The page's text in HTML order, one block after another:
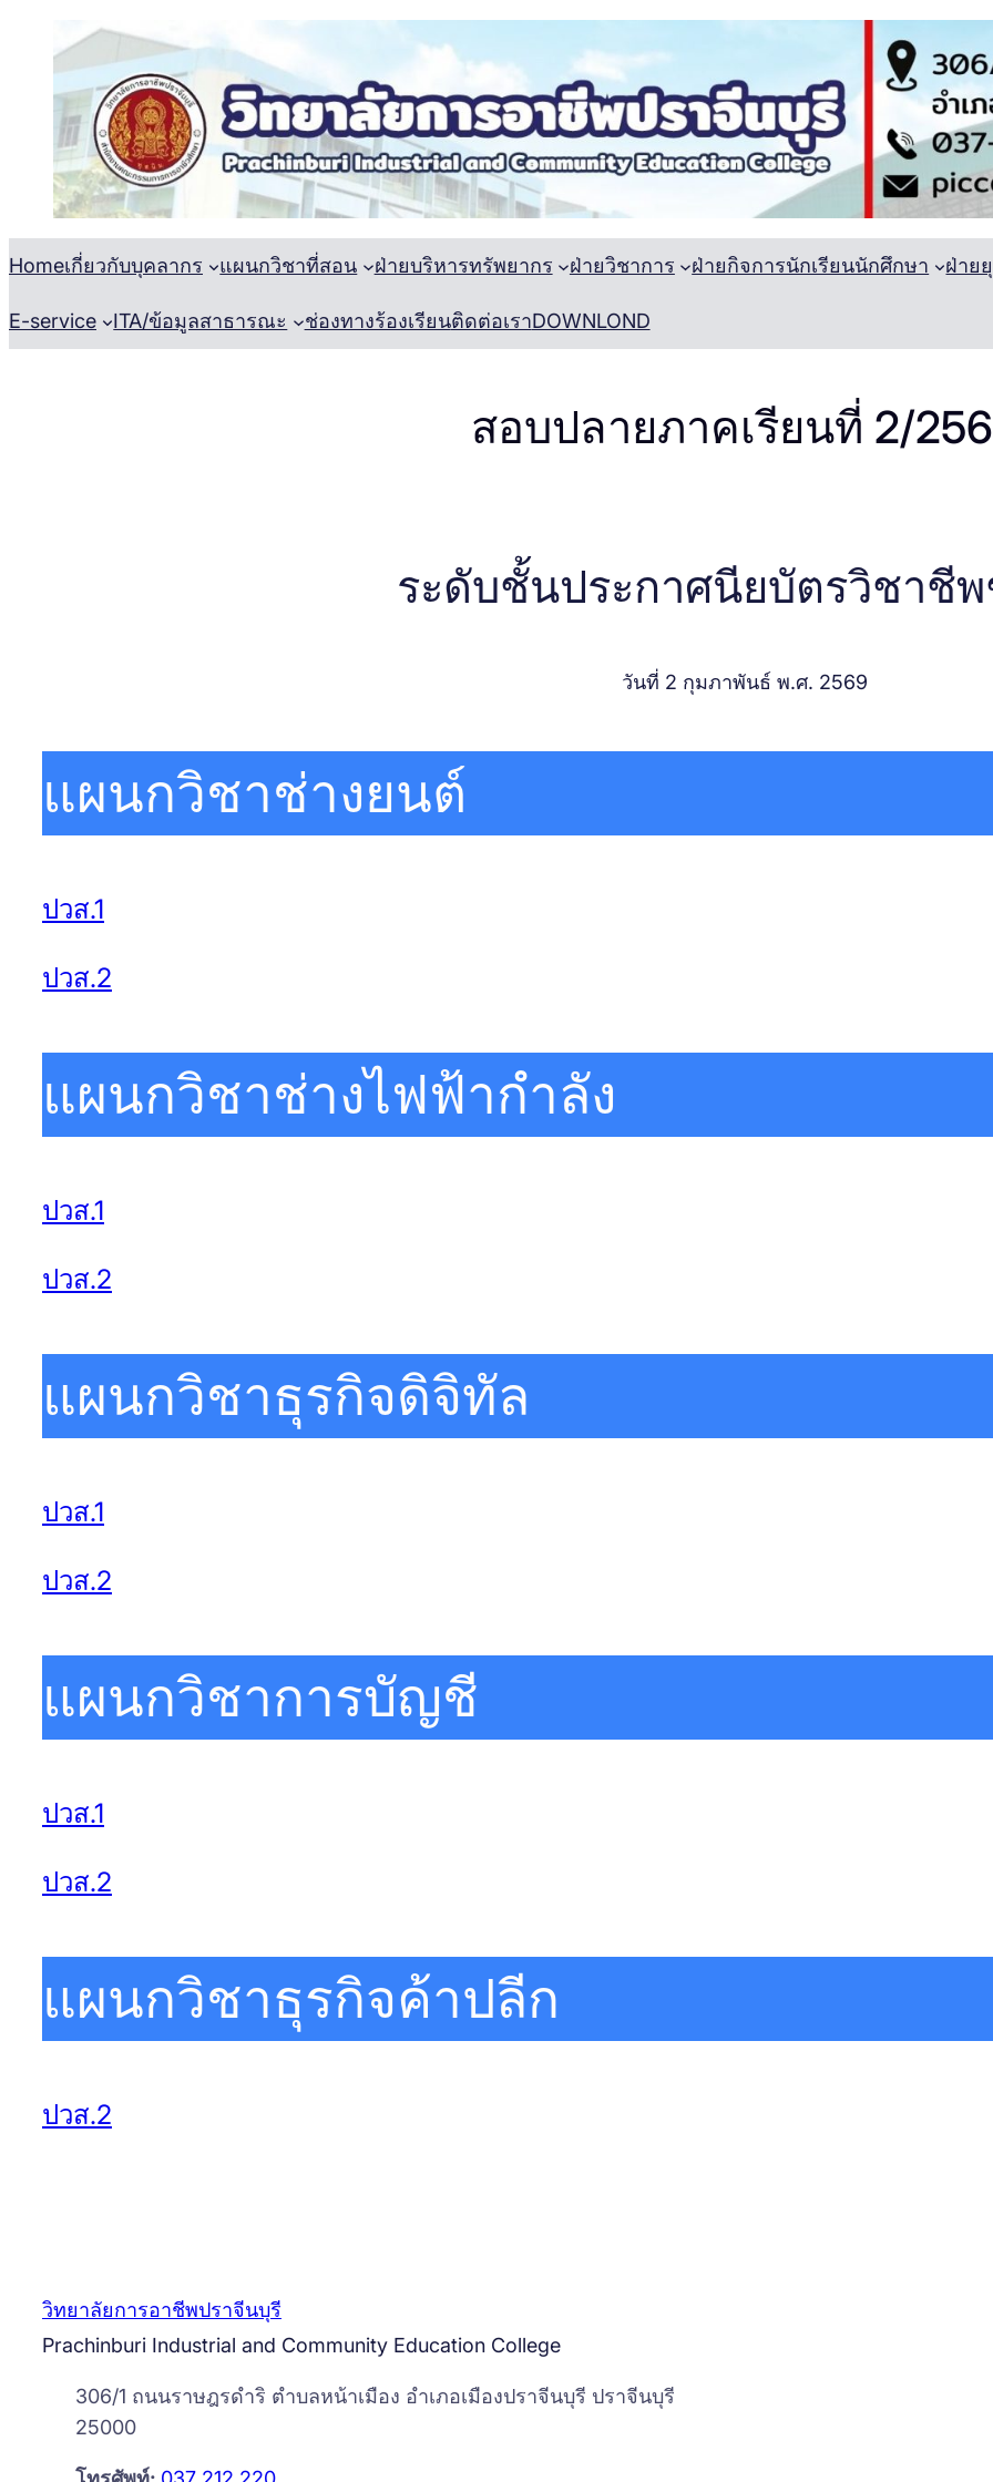
content
Homeเกี่ยวกับบุคลากร แผนกวิชาที่สอน ฝ่ายบริหารทรัพยากร ฝ่ายวิชาการ ฝ่ายกิจการนักเรียนนักศึกษา ฝ่าย
E-service ITA/ข้อมูลสาธารณะ ช่องทางร้องเรียนติดต่อเราDOWNLOND
สอบปลายภาคเรียนที่ 2/
ระดับชั้นประกาศนียบัตรวิชาชี
วันที่ 2 กุมภาพันธ์ พ.ศ. 2569
แผนกวิชาช่างยนต์
ปวส.1
ปวส.2
แผนกวิชาช่างไฟฟ้ากำลัง
ปวส.1
ปวส.2
แผนกวิชาธุรกิจดิจิทัล
ปวส.1
ปวส.2
แผนกวิชาการบัญชี
ปวส.1
ปวส.2
แผนกวิชาธุรกิจค้าปลีก
ปวส.2
วิทยาลัยการอาชีพปราจีนบุรี
Prachinburi Industrial and Community Education College
306/1 ถนนราษฎรดำริ ตำบลหน้าเมือง อำเภอเมืองปราจีนบุรี ปราจีนบุรี
25000